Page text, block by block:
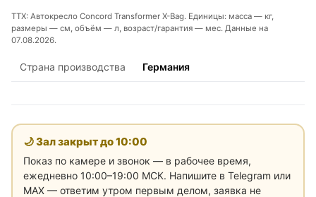
ТТХ: Автокресло Concord Transformer X-Bag. Единицы: масса — кг,
размеры — см, объём — л, возраст/гарантия — мес. Данные на
07.08.2026.
Страна производства Германия
🌙 Зал закрыт до10:00
Показ по камере и звонок — в рабочее время,
ежедневно 10:00–19:00 МСК. Напишите в Telegram или
MAX — ответим утром первым делом, заявка не